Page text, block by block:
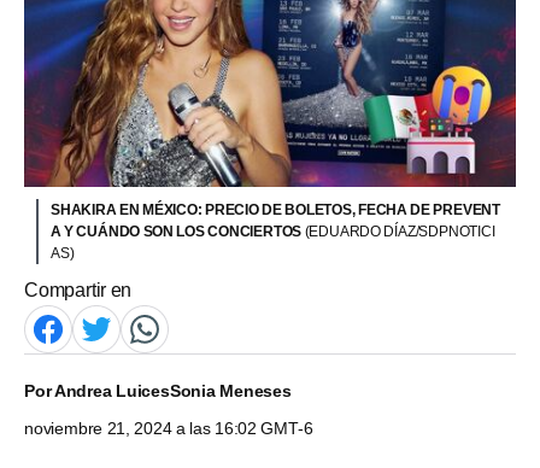
SHAKIRA EN MÉXICO: PRECIO DE BOLETOS, FECHA DE PREVENT
A Y CUÁNDO SON LOS CONCIERTOS (EDUARDO DÍAZ/SDPNOTICI
AS)
Compartir en
PorAndrea LuicesSonia Meneses
noviembre 21, 2024 a las 16:02 GMT-6